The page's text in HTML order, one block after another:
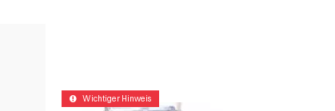
Wichtiger Hinweis